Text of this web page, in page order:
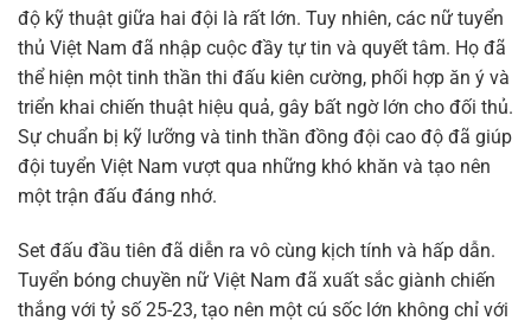
độ kỹ thuật giữa hai đội là rất lớn. Tuy nhiên, các nữ tuyển
thủ Việt Nam đã nhập cuộc đầy tự tin và quyết tâm. Họ đã
thể hiện một tinh thần thi đấu kiên cường, phối hợp ăn ý và
triển khai chiến thuật hiệu quả, gây bất ngờ lớn cho đối thủ.
Sự chuẩn bị kỹ lưỡng và tinh thần đồng đội cao độ đã giúp
đội tuyển Việt Nam vượt qua những khó khăn và tạo nên
một trận đấu đáng nhớ.
Set đấu đầu tiên đã diễn ra vô cùng kịch tính và hấp dẫn.
Tuyển bóng chuyền nữ Việt Nam đã xuất sắc giành chiến
thắng với tỷ số 25-23, tạo nên một cú sốc lớn không chỉ với